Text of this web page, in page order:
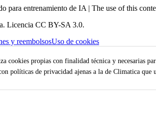
para entrenamiento de IA | The use of this
Licencia CC BY-SA 3.0.
y reembolsosUso de cookies
cookies propias con finalidad técnica y necesarias
políticas de privacidad ajenas a la de Climatica que